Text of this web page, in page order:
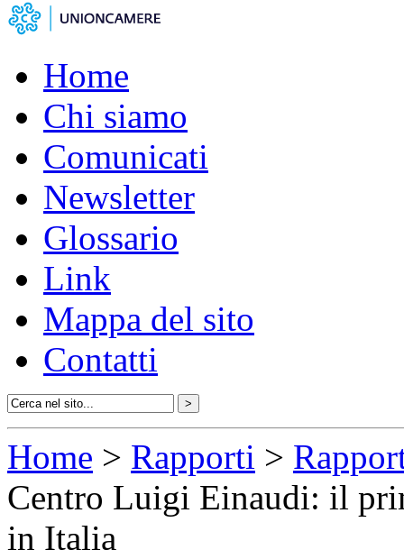
Home
Chi siamo
Comunicati
Newsletter
Glossario
Link
Mappa del sito
Contatti
Home > Rapporti >
Centro Luigi Einaudi: il
in Italia